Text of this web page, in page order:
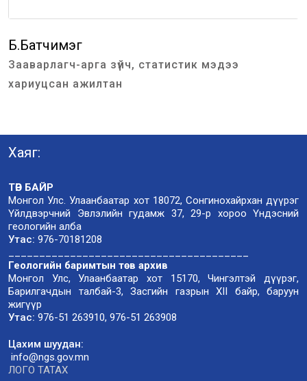
Б.Батчимэг
Зааварлагч-арга зүйч, статистик мэдээ
хариуцсан ажилтан
Хаяг:
ТӨВ БАЙР
Монгол Улс. Улаанбаатар хот 18072, Сонгинохайрхан дүүрэг
Үйлдвэрчний Эвлэлийн гудамж 37, 29-р хороо Үндэсний
геологийн алба
Утас: 976-70181208
Геологийн баримтын төв архив
Монгол Улс, Улаанбаатар хот 15170, Чингэлтэй дүүрэг,
Барилгачдын талбай-3, Засгийн газрын XII байр, баруун
жигүүр
Утас: 976-51 263910, 976-51 263908
Цахим шуудан:
info@ngs.gov.mn
ЛОГО ТАТАХ